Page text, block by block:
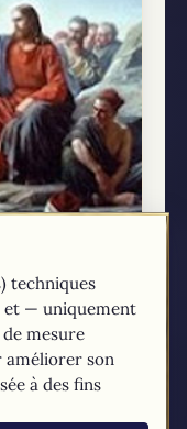
péchés
Capharnaüm,
était à la
en sorte
techniques
et — uniquement
mesure
améliorer son
à des fins